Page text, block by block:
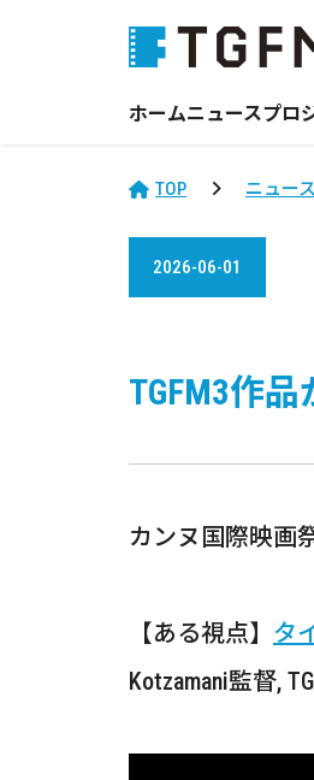
ホームニュースプロ
TOP ニュース
2026-06-01
TGFM3作
カンヌ国際映画
【ある視点】 タ
Kotzamani監督,